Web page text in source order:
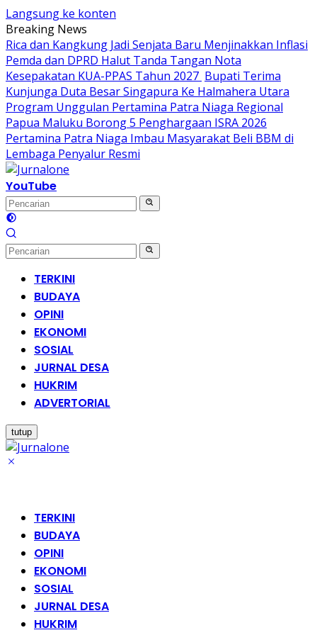
Langsung ke konten
Breaking News
Rica dan Kangkung Jadi Senjata Baru Menjinakkan Inflasi
Pemda dan DPRD Halut Tanda Tangan Nota
Kesepakatan KUA-PPAS Tahun 2027 Bupati Terima
Kunjunga Duta Besar Singapura Ke Halmahera Utara
Program Unggulan Pertamina Patra Niaga Regional
Papua Maluku Borong 5 Penghargaan ISRA 2026
Pertamina Patra Niaga Imbau Masyarakat Beli BBM di
Lembaga Penyalur Resmi
YouTube
TERKINI
BUDAYA
OPINI
EKONOMI
SOSIAL
JURNAL DESA
HUKRIM
ADVERTORIAL
tutup
TERKINI
BUDAYA
OPINI
EKONOMI
SOSIAL
JURNAL DESA
HUKRIM